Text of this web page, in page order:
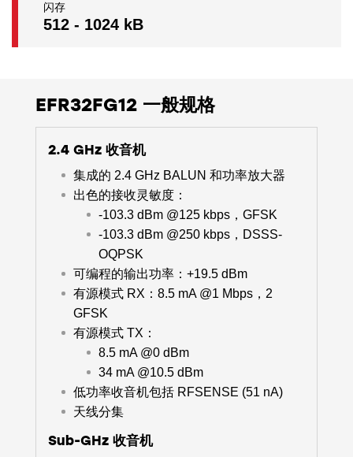
闪存
512 - 1024 kB
EFR32FG12 一般规格
2.4 GHz 收音机
集成的 2.4 GHz BALUN 和功率放大器
出色的接收灵敏度：
-103.3 dBm @125 kbps，GFSK
-103.3 dBm @250 kbps，DSSS-
OQPSK
可编程的输出功率：+19.5 dBm
有源模式 RX：8.5 mA @1 Mbps，2
GFSK
有源模式 TX：
8.5 mA @0 dBm
34 mA @10.5 dBm
低功率收音机包括 RFSENSE (51 nA)
天线分集
Sub-GHz 收音机